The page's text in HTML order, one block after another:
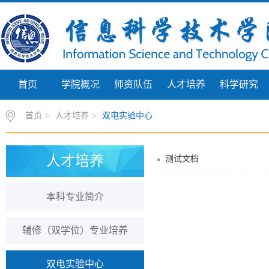
首页 学院概况 师资队伍 人才培养 科学研究
首页 > 人才培养 > 双电实验中心
人才培养
本科专业简介
辅修（双学位）专业培养
双电实验中心
测试文档